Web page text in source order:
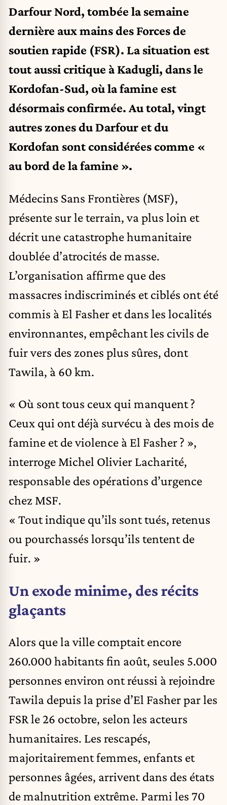
Darfour Nord, tombée la semaine
dernière aux mains des Forces de
soutien rapide (FSR). La situation est
tout aussi critique à Kadugli, dans le
Kordofan-Sud, où la famine est
désormais confirmée. Au total, vingt
autres zones du Darfour et du
Kordofan sont considérées comme «
au bord de la famine ».
Médecins Sans Frontières (MSF),
présente sur le terrain, va plus loin et
décrit une catastrophe humanitaire
doublée d’atrocités de masse.
L’organisation affirme que des
massacres indiscriminés et ciblés ont été
commis à El Fasher et dans les localités
environnantes, empêchant les civils de
fuir vers des zones plus sûres, dont
Tawila, à 60 km.
« Où sont tous ceux qui manquent ?
Ceux qui ont déjà survécu à des mois de
famine et de violence à El Fasher ? »,
interroge Michel Olivier Lacharité,
responsable des opérations d’urgence
chez MSF.
« Tout indique qu’ils sont tués, retenus
ou pourchassés lorsqu’ils tentent de
fuir. »
Un exode minime, des récits
glaçants
Alors que la ville comptait encore
260.000 habitants fin août, seules 5.000
personnes environ ont réussi à rejoindre
Tawila depuis la prise d’El Fasher par les
FSR le 26 octobre, selon les acteurs
humanitaires. Les rescapés,
majoritairement femmes, enfants et
personnes âgées, arrivent dans des états
de malnutrition extrême. Parmi les 70